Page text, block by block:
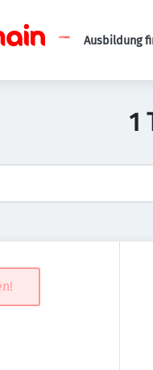
Ausbildung
1